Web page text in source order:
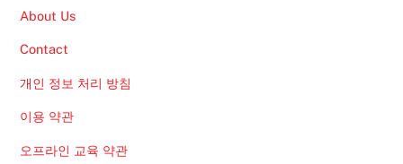
About Us
Contact
개인 정보 처리 방침
이용 약관
오프라인 교육 약관